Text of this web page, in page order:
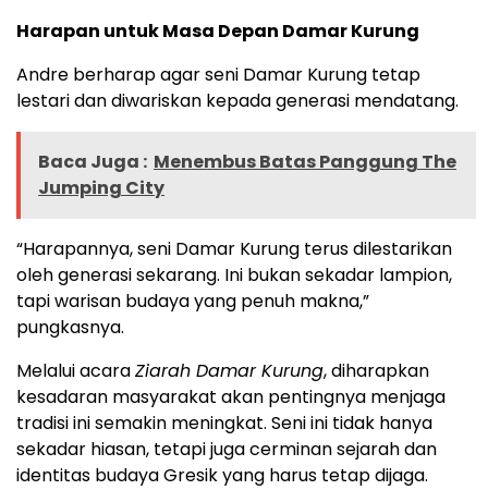
Harapan untuk Masa Depan Damar Kurung
Andre berharap agar seni Damar Kurung tetap
lestari dan diwariskan kepada generasi mendatang.
Baca Juga : Menembus Batas Panggung The
Jumping City
“Harapannya, seni Damar Kurung terus dilestarikan
oleh generasi sekarang. Ini bukan sekadar lampion,
tapi warisan budaya yang penuh makna,”
pungkasnya.
Melalui acaraZiarah Damar Kurung, diharapkan
kesadaran masyarakat akan pentingnya menjaga
tradisi ini semakin meningkat. Seni ini tidak hanya
sekadar hiasan, tetapi juga cerminan sejarah dan
identitas budaya Gresik yang harus tetap dijaga.